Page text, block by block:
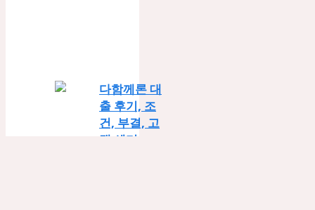
다함께론 대
출 후기, 조
건, 부결, 고
객 센터